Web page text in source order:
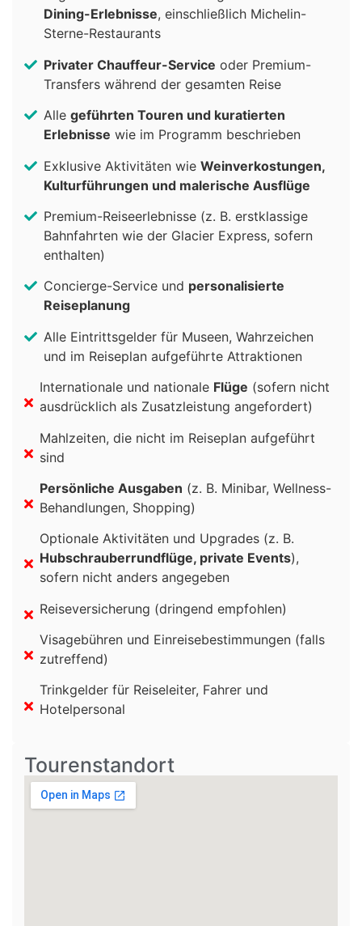
Dining-Erlebnisse, einschließlich Michelin-
Sterne-Restaurants
Privater Chauffeur-Service oder Premium-
Transfers während der gesamten Reise
Alle geführten Touren und kuratierten
Erlebnisse wie im Programm beschrieben
Exklusive Aktivitäten wie Weinverkostungen,
Kulturführungen und malerische Ausflüge
Premium-Reiseerlebnisse (z. B. erstklassige
Bahnfahrten wie der Glacier Express, sofern
enthalten)
Concierge-Service und personalisierte
Reiseplanung
Alle Eintrittsgelder für Museen, Wahrzeichen
und im Reiseplan aufgeführte Attraktionen
Internationale und nationale Flüge (sofern nicht
ausdrücklich als Zusatzleistung angefordert)
Mahlzeiten, die nicht im Reiseplan aufgeführt
sind
Persönliche Ausgaben (z. B. Minibar, Wellness-
Behandlungen, Shopping)
Optionale Aktivitäten und Upgrades (z. B.
Hubschrauberrundflüge, private Events),
sofern nicht anders angegeben
Reiseversicherung (dringend empfohlen)
Visagebühren und Einreisebestimmungen (falls
zutreffend)
Trinkgelder für Reiseleiter, Fahrer und
Hotelpersonal
Tourenstandort